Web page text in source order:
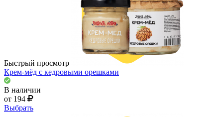
Быстрый просмотр
Крем-мёд с кедровыми орешками
В наличии
от 194
Выбрать